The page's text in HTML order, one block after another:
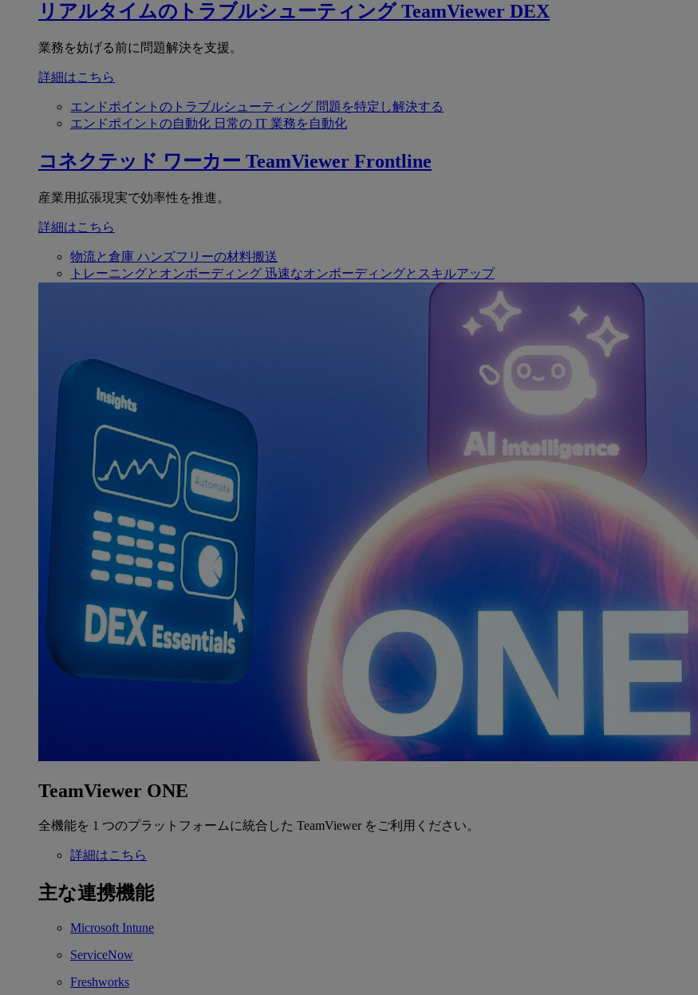
リアルタイムのトラブルシューティング TeamViewer DEX
業務を妨げる前に問題解決を支援。
詳細はこちら
エンドポイントのトラブルシューティング 問題を特定し解決する
エンドポイントの自動化 日常の IT 業務を自動化
コネクテッド ワーカー TeamViewer Frontline
産業用拡張現実で効率性を推進。
詳細はこちら
物流と倉庫 ハンズフリーの材料搬送
トレーニングとオンボーディング 迅速なオンボーディングとスキルアップ
TeamViewer ONE
全機能を 1 つのプラットフォームに統合した TeamViewer をご利用ください。
詳細はこちら
主な連携機能
Microsoft Intune
ServiceNow
Freshworks